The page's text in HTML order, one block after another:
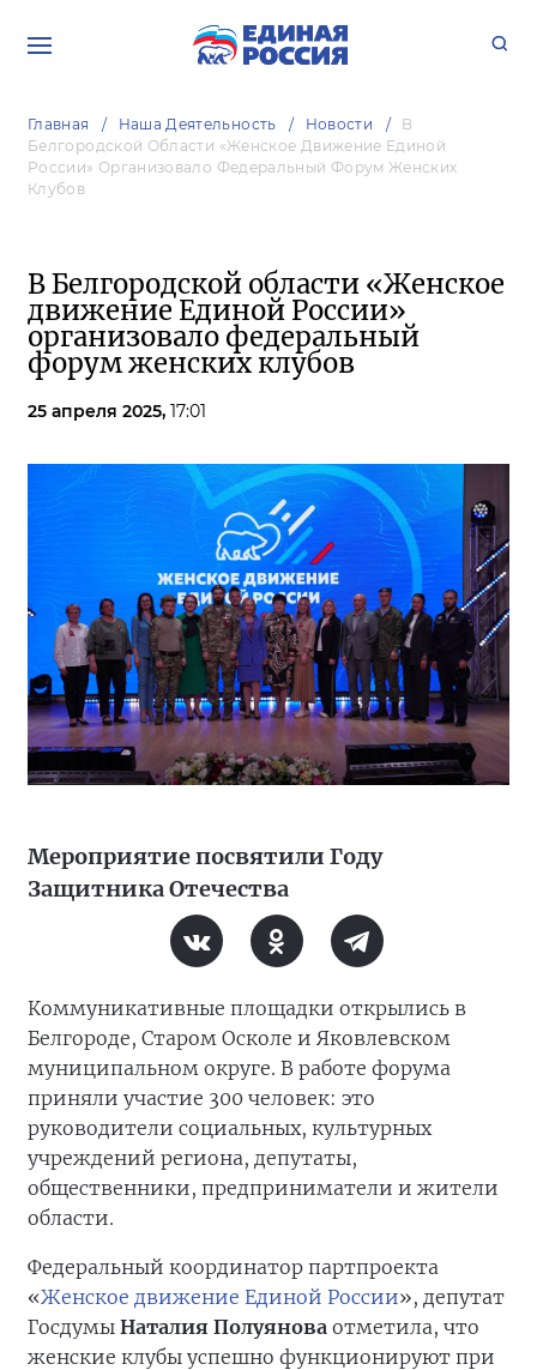
Главная Наша Деятельность Новости
В
Белгородской Области «Женское Движение Единой
России» Организовало Федеральный Форум Женских
Клубов
В Белгородской области «Женское
движение Единой России»
организовало федеральный
форум женских клубов
25 апреля 2025, 17:01
Мероприятие посвятили Году
Защитника Отечества
Коммуникативные площадки открылись в
Белгороде, Старом Осколе и Яковлевском
муниципальном округе. В работе форума
приняли участие 300 человек: это
руководители социальных, культурных
учреждений региона, депутаты,
общественники, предприниматели и жители
области.
Федеральный координатор партпроекта
«Женское движение Единой России», депутат
Госдумы Наталия Полуянова отметила, что
женские клубы успешно функционируют при